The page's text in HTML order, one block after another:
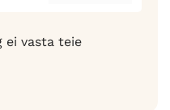
ei vasta teie